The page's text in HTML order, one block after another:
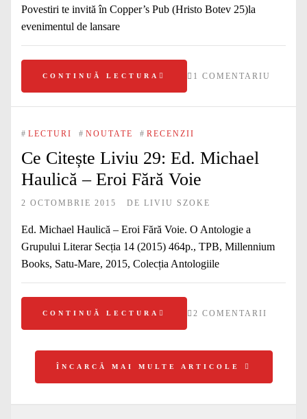
Povestiri te invită în Copper’s Pub (Hristo Botev 25)la
evenimentul de lansare
CONTINUĂ LECTURA 1 COMENTARIU
# LECTURI # NOUTATE # RECENZII
Ce Citește Liviu 29: Ed. Michael
Haulică – Eroi Fără Voie
2 OCTOMBRIE 2015 DE LIVIU SZOKE
Ed. Michael Haulică – Eroi Fără Voie. O Antologie a
Grupului Literar Secția 14 (2015) 464p., TPB, Millennium
Books, Satu-Mare, 2015, Colecția Antologiile
CONTINUĂ LECTURA 2 COMENTARII
ÎNCARCĂ MAI MULTE ARTICOLE